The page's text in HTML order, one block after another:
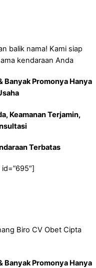
balik nama! Kami siap
kendaraan Anda
Banyak Promonya Hanya
Keamanan Terjamin,
Terbatas
Biro CV Obet Cipta
Banyak Promonya Hanya